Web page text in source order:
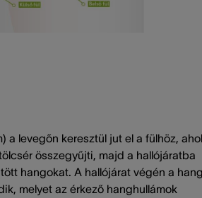
a levegőn keresztül jut el a fülhöz,
összegyűjti, majd a hallójáratba
hangokat. A hallójárat végén a
melyet az érkező hanghullámok